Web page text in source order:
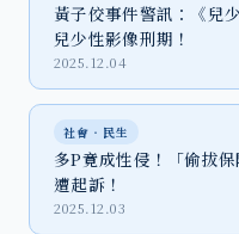
黃子佼事件警訊：《兒
兒少性影像刑期！
2025.12.04
社會‧民生
多P竟成性侵！「偷拔
遭起訴！
2025.12.03